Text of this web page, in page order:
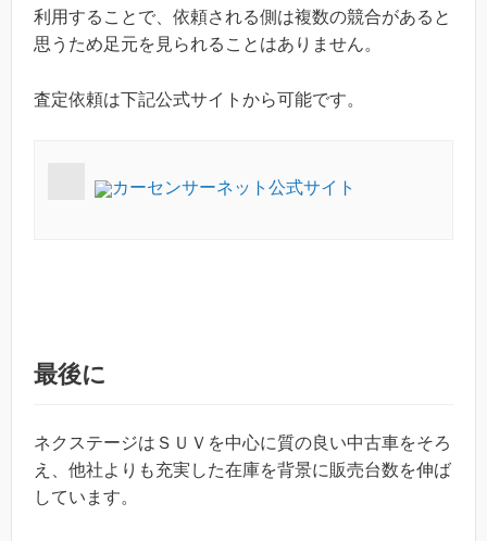
利用することで、依頼される側は複数の競合があると
思うため足元を見られることはありません。
査定依頼は下記公式サイトから可能です。
カーセンサーネット公式サイト
最後に
ネクステージはＳＵＶを中心に質の良い中古車をそろ
え、他社よりも充実した在庫を背景に販売台数を伸ば
しています。